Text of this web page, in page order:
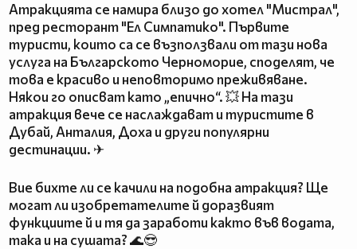
Атракцията се намира близо до хотел "Мистрал",
пред ресторант "Ел Симпатико". Първите
туристи, които са се възползвали от тази нова
услуга на Българското Черноморие, споделят, че
това е красиво и неповторимо преживяване.
Някои го описват като „епично“. 💥 На тази
атракция вече се наслаждават и туристите в
Дубай, Анталия, Доха и други популярни
дестинации. ✈
Вие бихте ли се качили на подобна атракция? Ще
могат ли изобретателите й доразвият
функциите й и тя да заработи както във водата,
така и на сушата? 🌊😎